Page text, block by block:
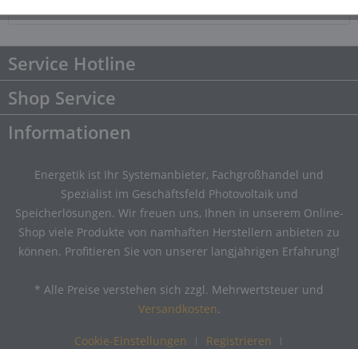
Service Hotline
Shop Service
Informationen
Energetik ist Ihr Systemanbieter, Fachgroßhandel und
Spezialist im Geschäftsfeld Photovoltaik und
Speicherlösungen. Wir freuen uns, Ihnen in unserem Online-
Shop viele Produkte von namhaften Herstellern anbieten zu
können. Profitieren Sie von unserer langjährigen Erfahrung!
* Alle Preise verstehen sich zzgl. Mehrwertsteuer und
Versandkosten.
Cookie-Einstellungen Registrieren